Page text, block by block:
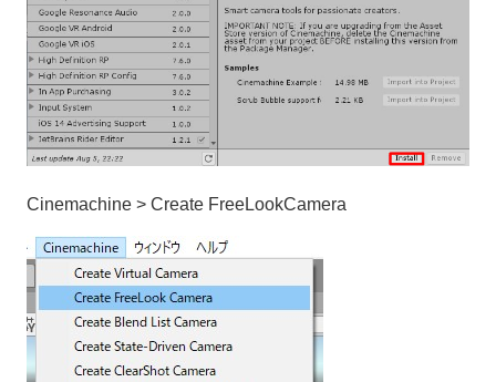
Cinemachine > Create FreeLookCamera